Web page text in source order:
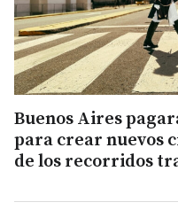
Buenos Aires
para crear nuevos
de los recorridos